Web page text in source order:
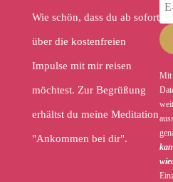
Wie schön, dass du ab sofort
über die kostenfreien
Impulse mit mir reisen
möchtest. Zur Begrüßung
erhältst du meine Meditation
"Ankommen bei dir".
Mit